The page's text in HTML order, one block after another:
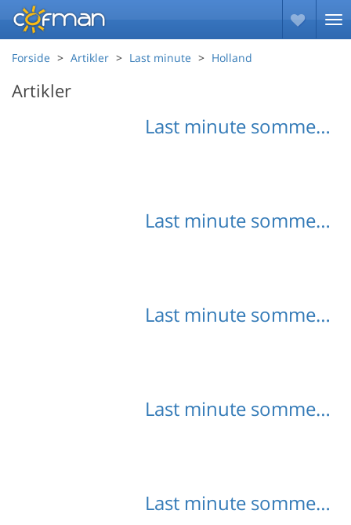
Forside Artikler Last minute Holland
Artikler
Last minute sommerhuse Zeeland
Last minute sommerhuse Syd Holland
Last minute sommerhuse Vestfrisiske Øer
Last minute sommerhuse Nord Holland
Last minute sommerhuse Nord Brabant